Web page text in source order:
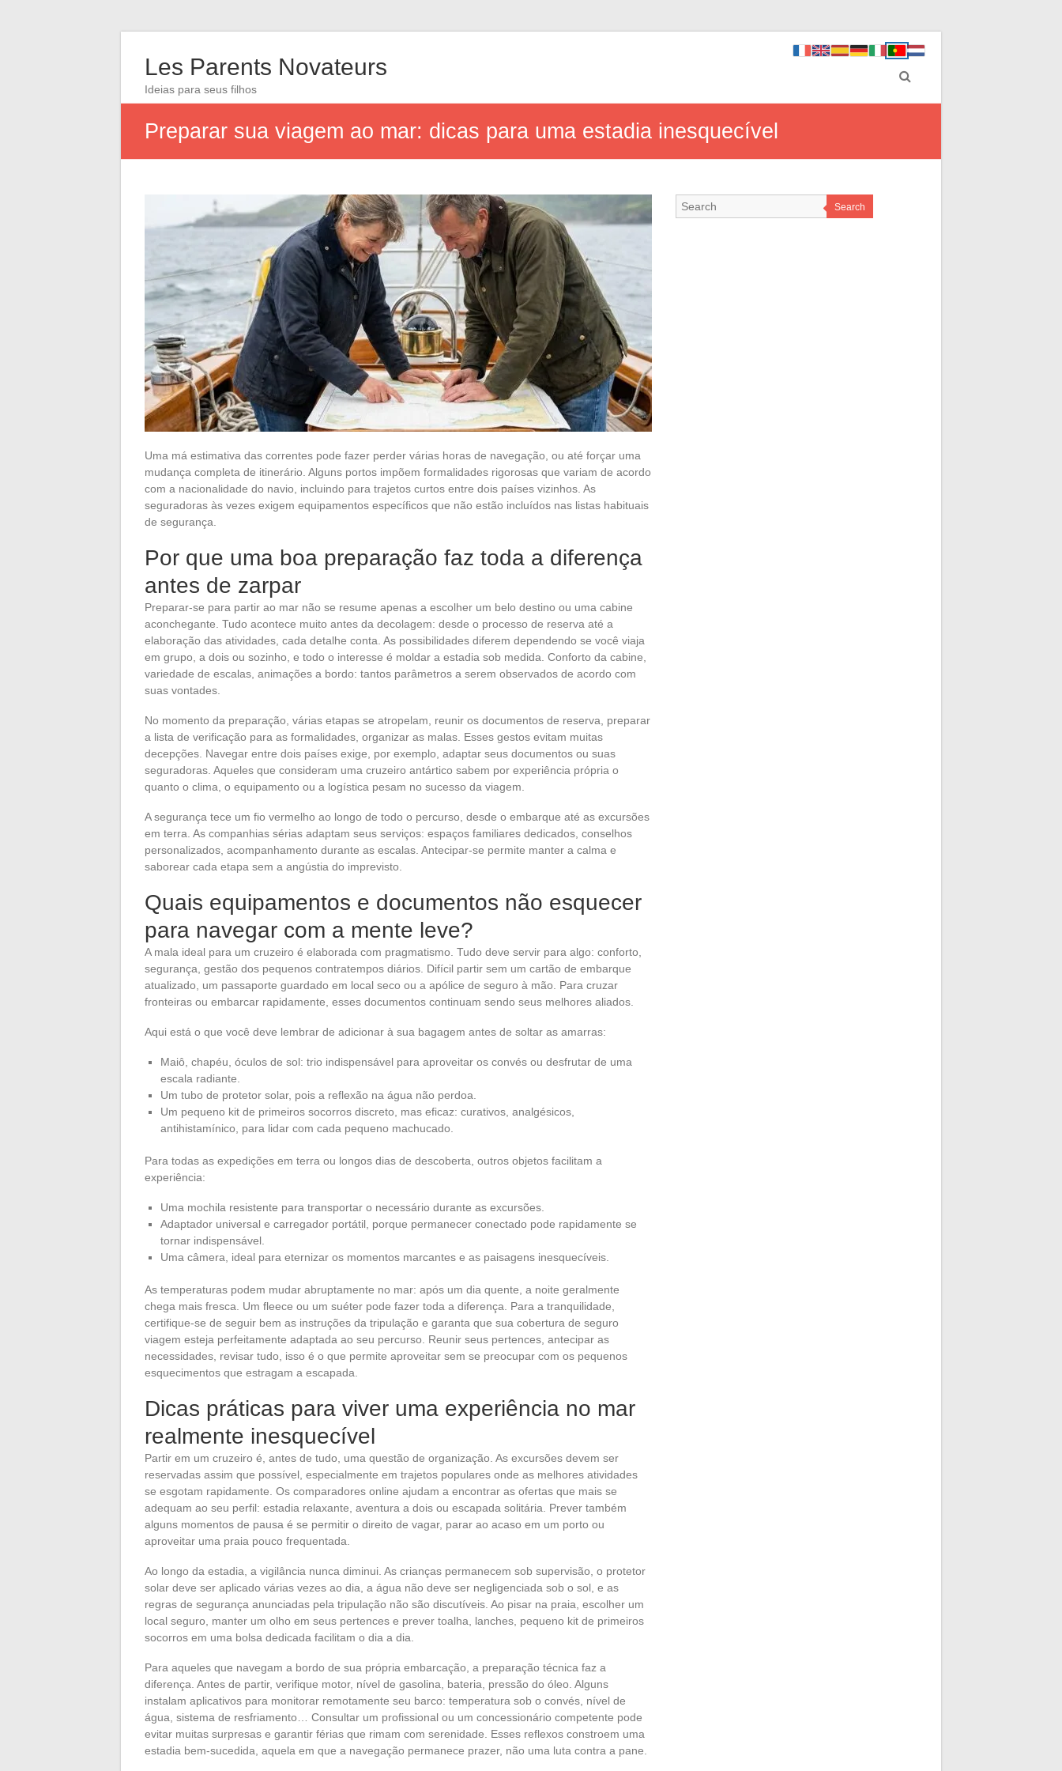
Les Parents Novateurs
Ideias para seus filhos
Preparar sua viagem ao mar: dicas para uma estadia inesquecível
Uma má estimativa das correntes pode fazer perder várias horas de navegação, ou até forçar uma
mudança completa de itinerário. Alguns portos impõem formalidades rigorosas que variam de acordo
com a nacionalidade do navio, incluindo para trajetos curtos entre dois países vizinhos. As
seguradoras às vezes exigem equipamentos específicos que não estão incluídos nas listas habituais
de segurança.
Por que uma boa preparação faz toda a diferença
antes de zarpar
Preparar-se para partir ao mar não se resume apenas a escolher um belo destino ou uma cabine
aconchegante. Tudo acontece muito antes da decolagem: desde o processo de reserva até a
elaboração das atividades, cada detalhe conta. As possibilidades diferem dependendo se você viaja
em grupo, a dois ou sozinho, e todo o interesse é moldar a estadia sob medida. Conforto da cabine,
variedade de escalas, animações a bordo: tantos parâmetros a serem observados de acordo com
suas vontades.
No momento da preparação, várias etapas se atropelam, reunir os documentos de reserva, preparar
a lista de verificação para as formalidades, organizar as malas. Esses gestos evitam muitas
decepções. Navegar entre dois países exige, por exemplo, adaptar seus documentos ou suas
seguradoras. Aqueles que consideram uma cruzeiro antártico sabem por experiência própria o
quanto o clima, o equipamento ou a logística pesam no sucesso da viagem.
A segurança tece um fio vermelho ao longo de todo o percurso, desde o embarque até as excursões
em terra. As companhias sérias adaptam seus serviços: espaços familiares dedicados, conselhos
personalizados, acompanhamento durante as escalas. Antecipar-se permite manter a calma e
saborear cada etapa sem a angústia do imprevisto.
Quais equipamentos e documentos não esquecer
para navegar com a mente leve?
A mala ideal para um cruzeiro é elaborada com pragmatismo. Tudo deve servir para algo: conforto,
segurança, gestão dos pequenos contratempos diários. Difícil partir sem um cartão de embarque
atualizado, um passaporte guardado em local seco ou a apólice de seguro à mão. Para cruzar
fronteiras ou embarcar rapidamente, esses documentos continuam sendo seus melhores aliados.
Aqui está o que você deve lembrar de adicionar à sua bagagem antes de soltar as amarras:
Maiô, chapéu, óculos de sol: trio indispensável para aproveitar os convés ou desfrutar de uma
escala radiante.
Um tubo de protetor solar, pois a reflexão na água não perdoa.
Um pequeno kit de primeiros socorros discreto, mas eficaz: curativos, analgésicos,
antihistamínico, para lidar com cada pequeno machucado.
Para todas as expedições em terra ou longos dias de descoberta, outros objetos facilitam a
experiência:
Uma mochila resistente para transportar o necessário durante as excursões.
Adaptador universal e carregador portátil, porque permanecer conectado pode rapidamente se
tornar indispensável.
Uma câmera, ideal para eternizar os momentos marcantes e as paisagens inesquecíveis.
As temperaturas podem mudar abruptamente no mar: após um dia quente, a noite geralmente
chega mais fresca. Um fleece ou um suéter pode fazer toda a diferença. Para a tranquilidade,
certifique-se de seguir bem as instruções da tripulação e garanta que sua cobertura de seguro
viagem esteja perfeitamente adaptada ao seu percurso. Reunir seus pertences, antecipar as
necessidades, revisar tudo, isso é o que permite aproveitar sem se preocupar com os pequenos
esquecimentos que estragam a escapada.
Dicas práticas para viver uma experiência no mar
realmente inesquecível
Partir em um cruzeiro é, antes de tudo, uma questão de organização. As excursões devem ser
reservadas assim que possível, especialmente em trajetos populares onde as melhores atividades
se esgotam rapidamente. Os comparadores online ajudam a encontrar as ofertas que mais se
adequam ao seu perfil: estadia relaxante, aventura a dois ou escapada solitária. Prever também
alguns momentos de pausa é se permitir o direito de vagar, parar ao acaso em um porto ou
aproveitar uma praia pouco frequentada.
Ao longo da estadia, a vigilância nunca diminui. As crianças permanecem sob supervisão, o protetor
solar deve ser aplicado várias vezes ao dia, a água não deve ser negligenciada sob o sol, e as
regras de segurança anunciadas pela tripulação não são discutíveis. Ao pisar na praia, escolher um
local seguro, manter um olho em seus pertences e prever toalha, lanches, pequeno kit de primeiros
socorros em uma bolsa dedicada facilitam o dia a dia.
Para aqueles que navegam a bordo de sua própria embarcação, a preparação técnica faz a
diferença. Antes de partir, verifique motor, nível de gasolina, bateria, pressão do óleo. Alguns
instalam aplicativos para monitorar remotamente seu barco: temperatura sob o convés, nível de
água, sistema de resfriamento… Consultar um profissional ou um concessionário competente pode
evitar muitas surpresas e garantir férias que rimam com serenidade. Esses reflexos constroem uma
estadia bem-sucedida, aquela em que a navegação permanece prazer, não uma luta contra a pane.
Search